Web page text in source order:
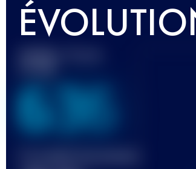
Meilleur Score
636